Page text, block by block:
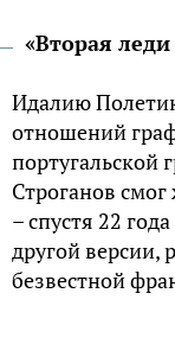
«Вторая
Идалию
отношений
португальской
Строганов
– спустя 22
другой версии,
безвестной